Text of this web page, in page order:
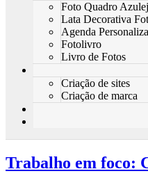
Foto Quadro
Lata Decorativa
Agenda
Fotolivro
Livro de Fotos
Criação de sites
Criação de marca
Trabalho em foco: